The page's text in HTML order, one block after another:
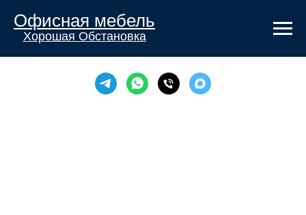
Офисная мебель
Хорошая Обстановка